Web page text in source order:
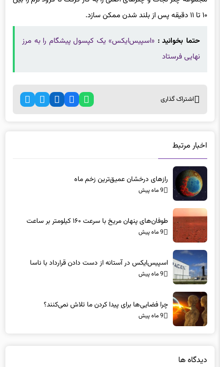
۱۰ تا ۱۱ دقیقه پس از بلند شدن ممکن ‌سازد.
حتما بخوانید : «اسپیس‌ایکس» یک کپسول پیشگام را به مرز
نهایی فرستاد
اشتراک گذاری
اخبار مرتبط
رازهای درخشان عمیق‌ترین زخم ماه
9 ماه پیش
طوفان‌های پنهان مریخ با سرعت ۱۶۰ کیلومتر بر ساعت
9 ماه پیش
اسپیس‌ایکس در آستانه از دست دادن قرارداد با ناسا
9 ماه پیش
چرا فضایی‌ها برای پیدا کردن ما تلاش نمی‌کنند؟
9 ماه پیش
دیدگاه ها